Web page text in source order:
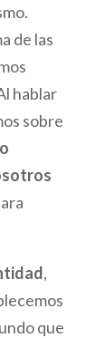
de las
hablar
sobre
,
que